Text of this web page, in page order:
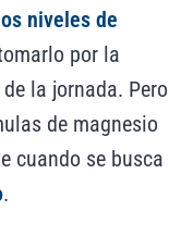
niveles de
por la
la jornada. Pero
de magnesio
cuando se busca
.